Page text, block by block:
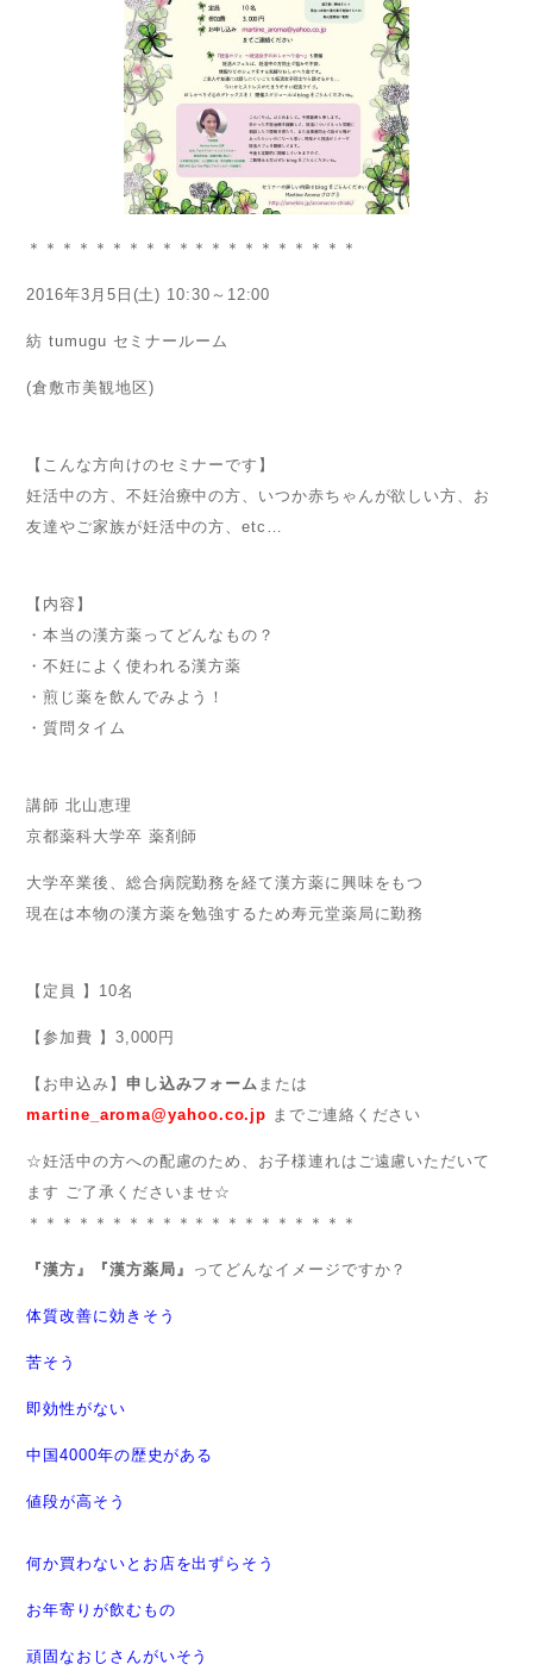
＊＊＊＊＊＊＊＊＊＊＊＊＊＊＊＊＊＊＊＊
2016年3月5日(土) 10:30～12:00
紡 tumugu セミナールーム
(倉敷市美観地区)
【こんな方向けのセミナーです】
妊活中の方、不妊治療中の方、いつか赤ちゃんが欲しい方、お
友達やご家族が妊活中の方、etc…
【内容】
・本当の漢方薬ってどんなもの？
・不妊によく使われる漢方薬
・煎じ薬を飲んでみよう！
・質問タイム
講師 北山恵理
京都薬科大学卒 薬剤師
大学卒業後、総合病院勤務を経て漢方薬に興味をもつ
現在は本物の漢方薬を勉強するため寿元堂薬局に勤務
【定員 】10名
【参加費 】3,000円
【お申込み】 申し込みフォーム または
martine_aroma@yahoo.co.jp までご連絡ください
☆妊活中の方への配慮のため、お子様連れはご遠慮いただいて
ます ご了承くださいませ☆
＊＊＊＊＊＊＊＊＊＊＊＊＊＊＊＊＊＊＊＊
『漢方』『漢方薬局』 ってどんなイメージですか？
体質改善に効きそう
苦そう
即効性がない
中国4000年の歴史がある
値段が高そう
何か買わないとお店を出ずらそう
お年寄りが飲むもの
頑固なおじさんがいそう